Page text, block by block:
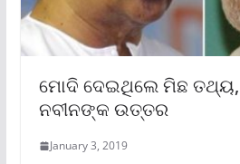
ମୋଦି ଦେଇଥିଲେ ମିଛ
ନବୀନଙ୍କ ଉତ୍ତର
January 3, 2019